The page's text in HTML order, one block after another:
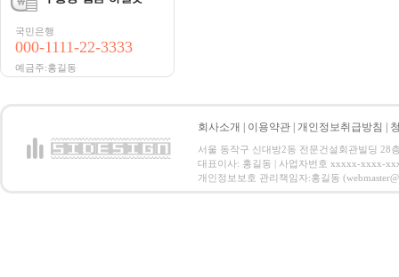
국민은행
000-1111-22-3333
예금주:홍길동
회사소개 이용약관 개인정보취급방침
서울 동작구 신대방2동 전문건설회관빌딩 28
대표이사: 홍길동 | 사업자번호 xxxxx-xxxx-
개인정보보호 관리책임자:홍길동